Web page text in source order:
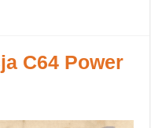
C64 Power